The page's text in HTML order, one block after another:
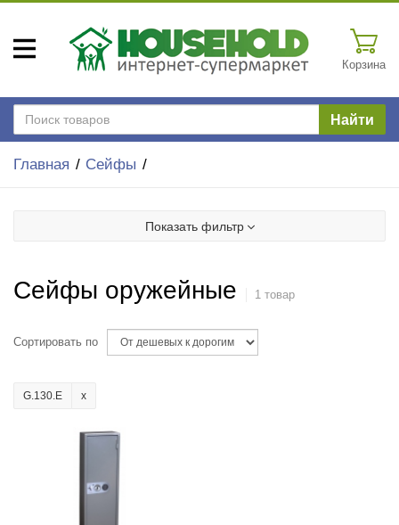
Корзина
Найти
Главная Сейфы
Показать фильтр
Сейфы оружейные 1 товар
Сортировать по
G.130.E